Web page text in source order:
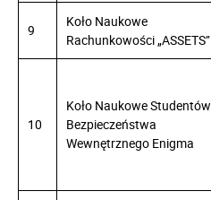
9
Koło Naukowe
Rachunkowości „ASSETS’’
10
Koło Naukowe Studentów
Bezpieczeństwa
Wewnętrznego Enigma